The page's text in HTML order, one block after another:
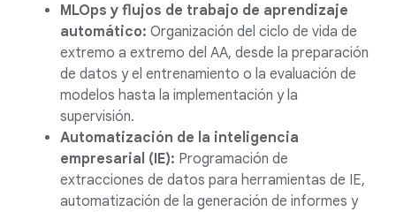
MLOps y flujos de trabajo de aprendizaje
automático: Organización del ciclo de vida de
extremo a extremo del AA, desde la preparación
de datos y el entrenamiento o la evaluación de
modelos hasta la implementación y la
supervisión.
Automatización de la inteligencia
empresarial (IE): Programación de
extracciones de datos para herramientas de IE,
automatización de la generación de informes y